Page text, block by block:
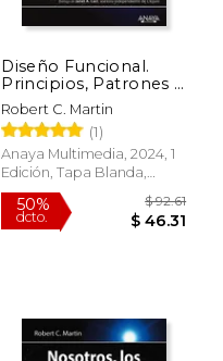
15%
dcto. $
Diseño Funcional.
Principios, Patrones y
Practicas (Titulos
Especiales)
Robert C. Martin
(1)
Anaya Multimedia, 2024, 1
Edición, Tapa Blanda,
Nuevo